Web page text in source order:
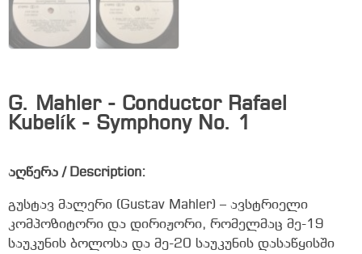
G. Mahler - Conductor Rafael
Kubelík - Symphony No. 1
აღწერა / Description:
გუსტავ მალერი (Gustav Mahler) – ავსტრიელი
კომპოზიტორი და დირიჟორი, რომელმაც მე-19
საუკუნის ბოლოსა და მე-20 საუკუნის დასაწყისში